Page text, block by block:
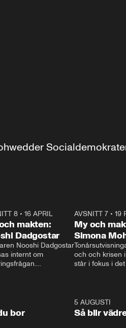
8• 16 APRIL
makten:
Dadgostar
Nooshi Dadgostar
internt om
upp i val. Ska vi
så sitter vi förstås
AVSNITT 7• 19
My och
Simona
och och krisen
står i fokus i
kommentator My
Rohwedder
utbildnings- och
bor
5 AUGUSTI
Så blir